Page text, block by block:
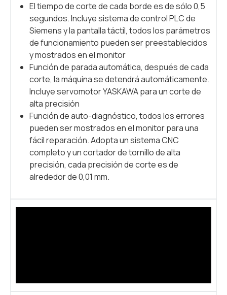
El tiempo de corte de cada borde es de sólo 0,5
segundos. Incluye sistema de control PLC de
Siemens y la pantalla táctil, todos los parámetros
de funcionamiento pueden ser preestablecidos
y mostrados en el monitor
Función de parada automática, después de cada
corte, la máquina se detendrá automáticamente.
Incluye servomotor YASKAWA para un corte de
alta precisión
Función de auto-diagnóstico, todos los errores
pueden ser mostrados en el monitor para una
fácil reparación. Adopta un sistema CNC
completo y un cortador de tornillo de alta
precisión, cada precisión de corte es de
alrededor de 0,01 mm.